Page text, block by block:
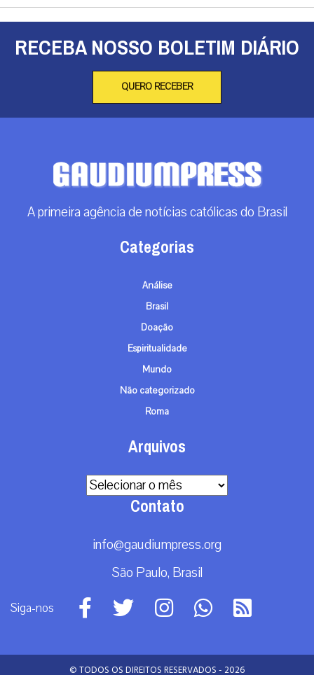
RECEBA NOSSO BOLETIM DIÁRIO
QUERO RECEBER
A primeira agência de notícias católicas do Brasil
Categorias
Análise
Brasil
Doação
Espiritualidade
Mundo
Não categorizado
Roma
Arquivos
Arquivos
Contato
info@gaudiumpress.org
São Paulo, Brasil
Siga-nos
© TODOS OS DIREITOS RESERVADOS - 2026